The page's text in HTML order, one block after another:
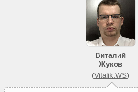
Виталий
Жуков
(Vitalik.WS)